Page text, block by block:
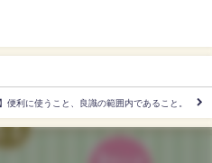
便利に使うこと、良識の範囲内であること。